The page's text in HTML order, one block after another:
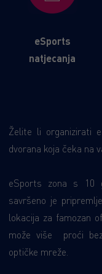
eSports
natjecanja
Želite li organizirati
dvorana koja čeka na
eSports zona s 10
savršeno je
lokacija za famozan
može više proći
optičke mreže.